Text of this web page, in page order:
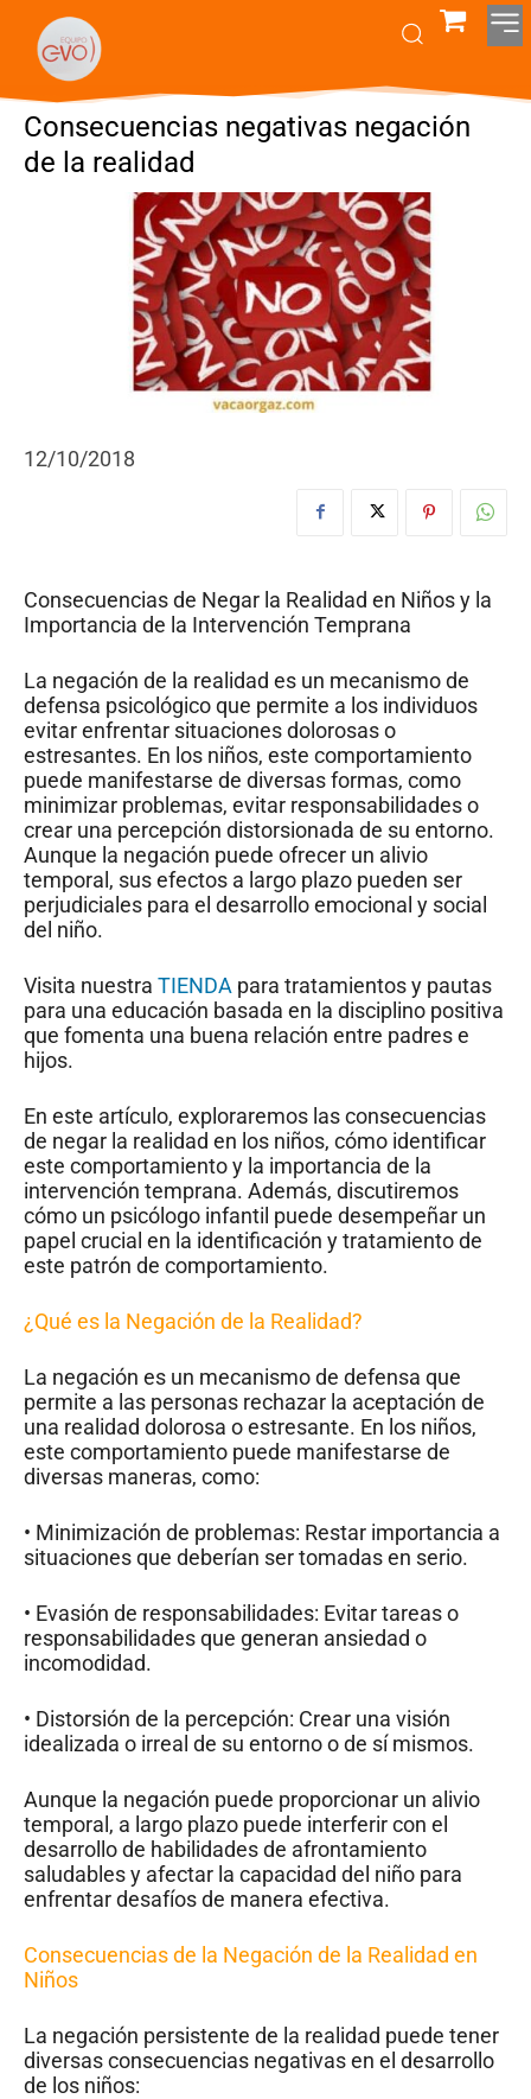
Consecuencias negativas negación
de la realidad
12/10/2018
Consecuencias de Negar la Realidad en Niños y la
Importancia de la Intervención Temprana
La negación de la realidad es un mecanismo de
defensa psicológico que permite a los individuos
evitar enfrentar situaciones dolorosas o
estresantes. En los niños, este comportamiento
puede manifestarse de diversas formas, como
minimizar problemas, evitar responsabilidades o
crear una percepción distorsionada de su entorno.
Aunque la negación puede ofrecer un alivio
temporal, sus efectos a largo plazo pueden ser
perjudiciales para el desarrollo emocional y social
del niño.
Visita nuestra TIENDA para tratamientos y pautas
para una educación basada en la disciplino positiva
que fomenta una buena relación entre padres e
hijos.
En este artículo, exploraremos las consecuencias
de negar la realidad en los niños, cómo identificar
este comportamiento y la importancia de la
intervención temprana. Además, discutiremos
cómo un psicólogo infantil puede desempeñar un
papel crucial en la identificación y tratamiento de
este patrón de comportamiento.
¿Qué es la Negación de la Realidad?
La negación es un mecanismo de defensa que
permite a las personas rechazar la aceptación de
una realidad dolorosa o estresante. En los niños,
este comportamiento puede manifestarse de
diversas maneras, como:
• Minimización de problemas: Restar importancia a
situaciones que deberían ser tomadas en serio.
• Evasión de responsabilidades: Evitar tareas o
responsabilidades que generan ansiedad o
incomodidad.
• Distorsión de la percepción: Crear una visión
idealizada o irreal de su entorno o de sí mismos.
Aunque la negación puede proporcionar un alivio
temporal, a largo plazo puede interferir con el
desarrollo de habilidades de afrontamiento
saludables y afectar la capacidad del niño para
enfrentar desafíos de manera efectiva.
Consecuencias de la Negación de la Realidad en
Niños
La negación persistente de la realidad puede tener
diversas consecuencias negativas en el desarrollo
de los niños: